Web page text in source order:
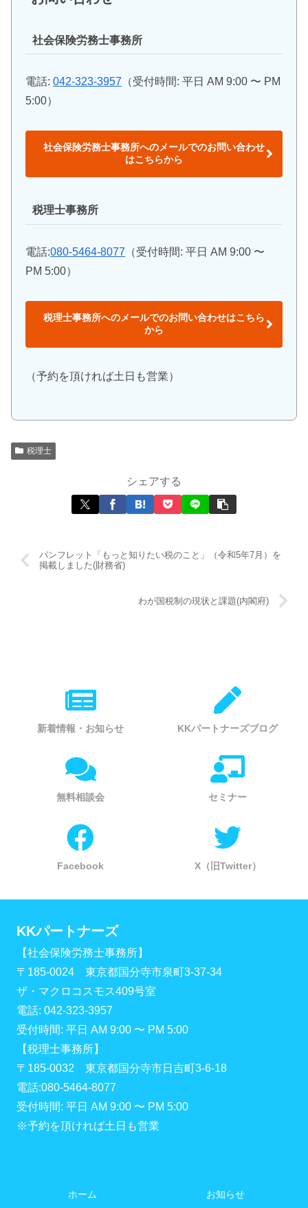
社会保険労務士事務所
電話: 042-323-3957 （受付時間: 平日 AM 9:00 〜 PM
5:00）
社会保険労務士事務所へのメールでのお問い合わせ
はこちらから
税理士事務所
電話:080-5464-8077 （受付時間: 平日 AM 9:00 〜
PM 5:00）
税理士事務所へのメールでのお問い合わせはこちら
から
（予約を頂ければ土日も営業）
税理士
シェアする
パンフレット「もっと知りたい税のこと」（令和5年7月）を
掲載しました(財務省)
わが国税制の現状と課題(内閣府)
新着情報・お知らせ KKパートナーズブログ
無料相談会 セミナー
Facebook X（旧Twitter）
KKパートナーズ
【社会保険労務士事務所】
〒185-0024 東京都国分寺市泉町3-37-34
ザ・マクロコスモス409号室
電話: 042-323-3957
受付時間: 平日 AM 9:00 〜 PM 5:00
【税理士事務所】
〒185-0032 東京都国分寺市日吉町3-6-18
電話:080-5464-8077
受付時間: 平日 AM 9:00 〜 PM 5:00
※予約を頂ければ土日も営業
ホーム お知らせ